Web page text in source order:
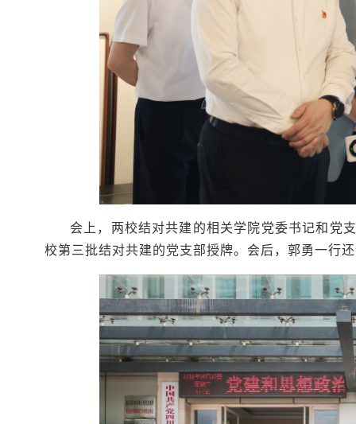
会上，两校结对共建的相关学院党委书记和党
校第三批结对共建的党支部授牌。会后，郭勇一行